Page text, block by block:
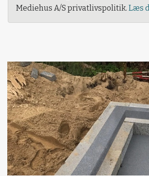
Mediehus A/S privatlivspolitik. Læs